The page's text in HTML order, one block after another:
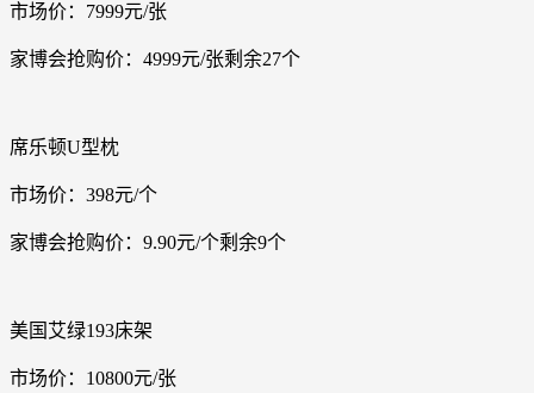
市场价：7999元/张
家博会抢购价：4999元/张剩余27个
席乐顿U型枕
市场价：398元/个
家博会抢购价：9.90元/个剩余9个
美国艾绿193床架
市场价：10800元/张